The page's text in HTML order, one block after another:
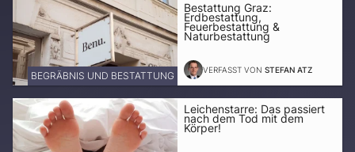
BEGRÄBNIS UND BESTATTUNG
Bestattung Graz:
Erdbestattung,
Feuerbestattung &
Naturbestattung
VERFASST VON STEFAN ATZ
Leichenstarre: Das passiert
nach dem Tod mit dem
Körper!